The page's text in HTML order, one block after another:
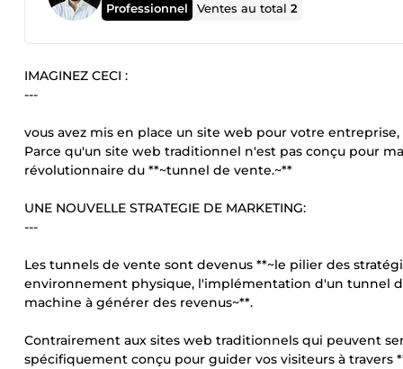
Professionnel Ventes au total2
IMAGINEZ CECI :
---
vous avez mis en place un site web pour votre
Parce qu'un site web traditionnel n'est pas conçu pour
révolutionnaire du **~tunnel de vente.~**
UNE NOUVELLE STRATEGIE DE MARKETING:
---
Les tunnels de vente sont devenus **~le pilier des
environnement physique, l'implémentation d'un tunnel
machine à générer des revenus~**.
Contrairement aux sites web traditionnels qui peuvent
spécifiquement conçu pour guider vos visiteurs à travers